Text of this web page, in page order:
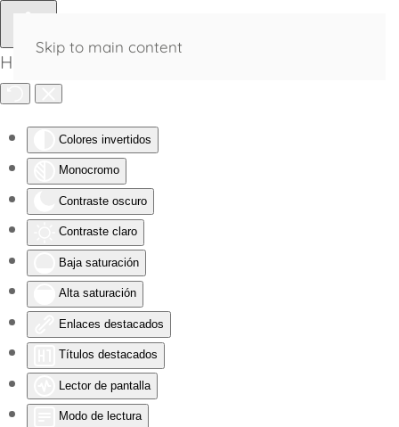
Herramientas de Accesibilidad
Colores invertidos
Monocromo
Contraste oscuro
Contraste claro
Baja saturación
Alta saturación
Enlaces destacados
Títulos destacados
Lector de pantalla
Modo de lectura
Skip to main content